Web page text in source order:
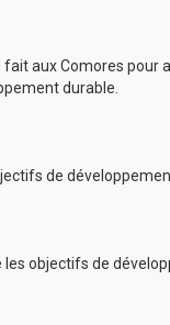
fait aux Comores pour
durable.
de
objectifs de